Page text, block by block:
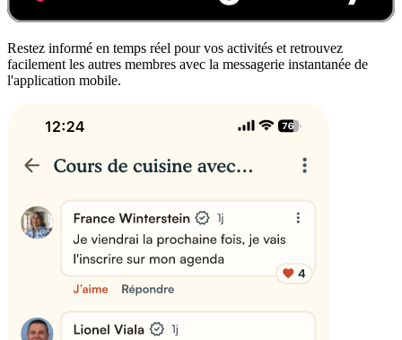
Restez informé en temps réel pour vos activités et retrouvez
facilement les autres membres avec la messagerie instantanée de
l'application mobile.